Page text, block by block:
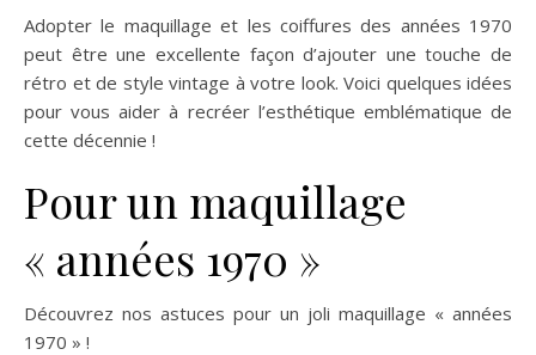
Adopter le maquillage et les coiffures des années 1970
peut être une excellente façon d’ajouter une touche de
rétro et de style vintage à votre look. Voici quelques idées
pour vous aider à recréer l’esthétique emblématique de
cette décennie !
Pour un maquillage
« années 1970 »
Découvrez nos astuces pour un joli maquillage « années
1970 » !